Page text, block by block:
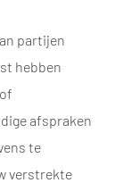
partijen
hebben
afspraken
te
verstrekte